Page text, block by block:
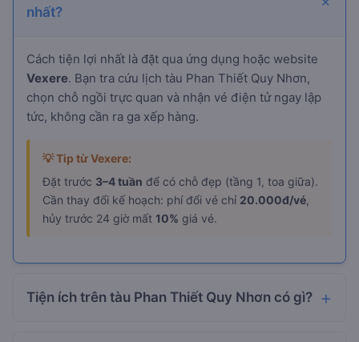
nhất?
Cách tiện lợi nhất là đặt qua ứng dụng hoặc website
Vexere. Bạn tra cứu lịch tàu Phan Thiết Quy Nhơn,
chọn chỗ ngồi trực quan và nhận vé điện tử ngay lập
tức, không cần ra ga xếp hàng.
💡 Tip từ Vexere:
Đặt trước 3–4 tuần để có chỗ đẹp (tầng 1, toa giữa).
Cần thay đổi kế hoạch: phí đổi vé chỉ 20.000đ/vé,
hủy trước 24 giờ mất 10% giá vé.
Tiện ích trên tàu Phan Thiết Quy Nhơn có gì?